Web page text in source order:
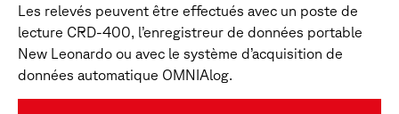
Les relevés peuvent être effectués avec un poste de
lecture CRD-400, l’enregistreur de données portable
New Leonardo ou avec le système d’acquisition de
données automatique OMNIAlog.